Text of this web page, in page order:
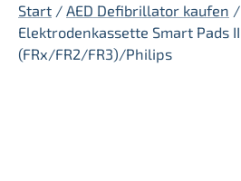
Start / AED Defibrillator kaufen /
Elektrodenkassette Smart Pads II
(FRx/FR2/FR3)/Philips